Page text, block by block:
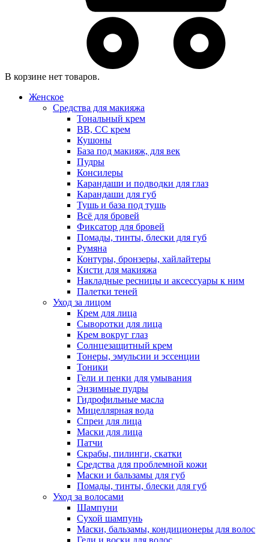
В корзине нет товаров.
Женское
Средства для макияжа
Тональный крем
BB, CC крем
Кушоны
База под макияж, для век
Пудры
Консилеры
Карандаши и подводки для глаз
Карандаши для губ
Тушь и база под тушь
Всё для бровей
Фиксатор для бровей
Помады, тинты, блески для губ
Румяна
Контуры, бронзеры, хайлайтеры
Кисти для макияжа
Накладные ресницы и аксессуары к ним
Палетки теней
Уход за лицом
Крем для лица
Сыворотки для лица
Крем вокруг глаз
Солнцезащитный крем
Тонеры, эмульсии и эссенции
Тоники
Гели и пенки для умывания
Энзимные пудры
Гидрофильные масла
Мицеллярная вода
Спреи для лица
Маски для лица
Патчи
Скрабы, пилинги, скатки
Средства для проблемной кожи
Маски и бальзамы для губ
Помады, тинты, блески для губ
Уход за волосами
Шампуни
Сухой шампунь
Маски, бальзамы, кондиционеры для волос
Гели и воски для волос